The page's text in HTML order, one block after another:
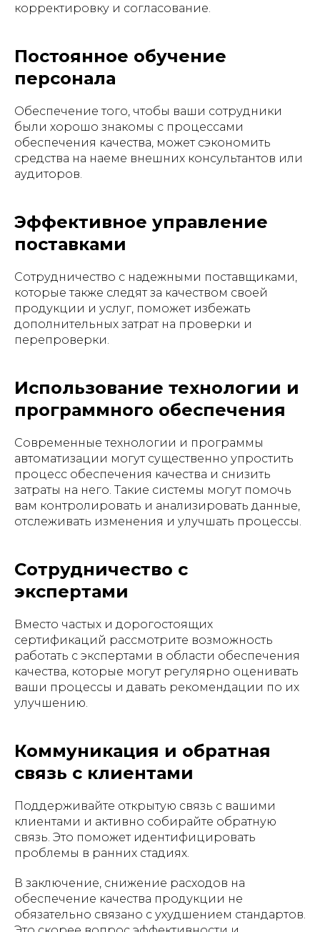
корректировку и согласование.
Постоянное обучение
персонала
Обеспечение того, чтобы ваши сотрудники
были хорошо знакомы с процессами
обеспечения качества, может сэкономить
средства на наеме внешних консультантов или
аудиторов.
Эффективное управление
поставками
Сотрудничество с надежными поставщиками,
которые также следят за качеством своей
продукции и услуг, поможет избежать
дополнительных затрат на проверки и
перепроверки.
Использование технологии и
программного обеспечения
Современные технологии и программы
автоматизации могут существенно упростить
процесс обеспечения качества и снизить
затраты на него. Такие системы могут помочь
вам контролировать и анализировать данные,
отслеживать изменения и улучшать процессы.
Сотрудничество с
экспертами
Вместо частых и дорогостоящих
сертификаций рассмотрите возможность
работать с экспертами в области обеспечения
качества, которые могут регулярно оценивать
ваши процессы и давать рекомендации по их
улучшению.
Коммуникация и обратная
связь с клиентами
Поддерживайте открытую связь с вашими
клиентами и активно собирайте обратную
связь. Это поможет идентифицировать
проблемы в ранних стадиях.
В заключение, снижение расходов на
обеспечение качества продукции не
обязательно связано с ухудшением стандартов.